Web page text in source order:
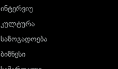
ინტერვიუ
კულტურა
საზოგადოება
ბიზნესი